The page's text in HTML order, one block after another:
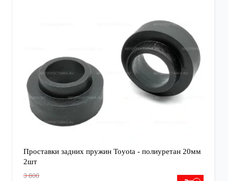
Проставки задних пружин Toyota - полиуретан 20мм
2шт
3 800